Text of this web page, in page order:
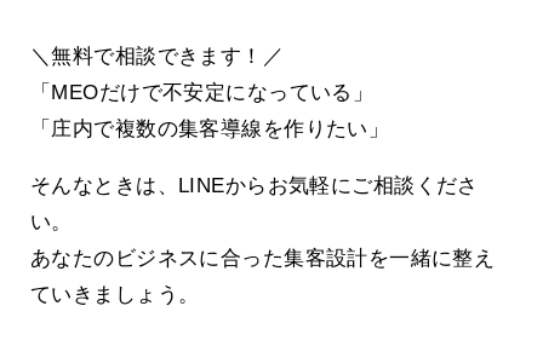
＼無料で相談できます！／
「MEOだけで不安定になっている」
「庄内で複数の集客導線を作りたい」
そんなときは、LINEからお気軽にご相談くださ
い。
あなたのビジネスに合った集客設計を一緒に整え
ていきましょう。